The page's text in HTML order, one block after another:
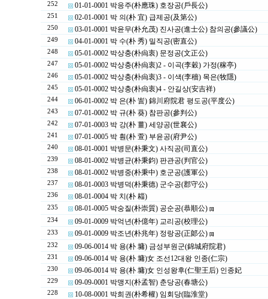
252
01-01-0001 박응주(朴應珠) 호장공(戶長公)
251 02-01-0001 박 의(朴 宜) 급제공(及第公)
250 03-01-0001 박윤무(朴允茂) 진사공(進士公) 참의공(參議公)
249 04-01-0001 박 수(朴 秀) 밀직공(密直公)
248 05-01-0002 박상충(朴尙衷) 문정공(文正公)
247 05-01-0002 박상충(朴尙衷)2 - 이곡(李穀) 가정(稼亭)
246 05-01-0002 박상충(朴尙衷)3 - 이색(李穡) 목은(牧隱)
245 05-01-0002 박상충(朴尙衷)4 - 안길상(安吉祥)
244 06-01-0002 박 은(朴 訔) 錦川府院君 평도공(平度公)
243 07-01-0002 박 규(朴 葵) 참판공(參判公)
242 07-01-0003 박 강(朴 薑) 세양공(世襄公)
241 07-01-0005 박 훤(朴 萱) 부윤공(府尹公)
240 08-01-0001 박병문(朴秉文) 사직공(司直公)
239 08-01-0002 박병균(朴秉鈞) 판관공(判官公)
238 08-01-0002 박병중(朴秉中) 호군공(護軍公)
237 08-01-0003 박병덕(朴秉德) 군수공(郡守公)
236 08-01-0004 박 치(朴 䎩)
235 08-01-0005 박숭질(朴崇質) 공순공(恭順公) [1]
234 09-01-0009 박억년(朴億年) 교리공(校理公)
233 09-01-0009 박조년(朴兆年) 정랑공(正郞公) [1]
232 09-06-0014 박 용(朴 墉) 금성부원군(錦城府院君)
231 09-06-0014 박 용(朴 墉)女 조선12대왕 인종(仁宗)
230 09-06-0014 박 용(朴 墉)女 인성왕후(仁聖王后) 인종妃
229 09-09-0001 박맹지(朴孟智) 춘당공(春塘公)
228 10-08-0001 박희권(朴希權) 임회당(臨淮堂)